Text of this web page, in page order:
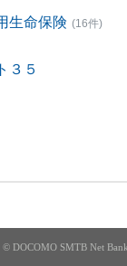
生命保険 (16件)
３５
© DOCOMO SMTB Net